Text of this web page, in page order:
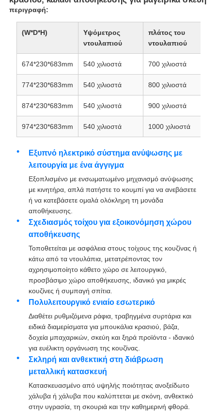
Αρχική Σελίδα
Προϊόντα
Σχετικά με εμάς
Γύρος εργοστασίων
Ποιοτικός έλεγχος
επαφή
Νέα
Όλες οι περιπτώσεις
Ζητήστε ένα απόσπασμα
περιγραφή:
(W*D*H)
Υψόμετρος
ντουλαπιού
πλάτος του
ντουλαπιού
674*230*683mm 540 χιλιοστά 700 χιλιοστά
774*230*683mm 540 χιλιοστά 800 χιλιοστά
874*230*683mm 540 χιλιοστά 900 χιλιοστά
974*230*683mm 540 χιλιοστά 1000 χιλιοστά
Εξυπνό ηλεκτρικό σύστημα ανύψωσης με
λειτουργία με ένα άγγιγμα
Εξοπλισμένο με ενσωματωμένο μηχανισμό ανύψωσης
με κινητήρα, απλά πατήστε το κουμπί για να ανεβάσετε
ή να κατεβάσετε ομαλά ολόκληρη τη μονάδα
αποθήκευσης.
Σχεδιασμός τοίχου για εξοικονόμηση χώρου
αποθήκευσης
Τοποθετείται με ασφάλεια στους τοίχους της κουζίνας ή
κάτω από τα ντουλάπια, μετατρέποντας τον
αχρησιμοποίητο κάθετο χώρο σε λειτουργικό,
προσβάσιμο χώρο αποθήκευσης, ιδανικό για μικρές
κουζίνες ή συμπαγή σπίτια.
Πολυλειτουργικό ενιαίο εσωτερικό
Διαθέτει ρυθμιζόμενα ράφια, τραβηγμένα συρτάρια και
ειδικά διαμερίσματα για μπουκάλια κρασιού, βάζα,
δοχεία μπαχαρικών, σκεύη και ξηρά προϊόντα - ιδανικό
για ευέλικτη οργάνωση της κουζίνας.
Σκληρή και ανθεκτική στη διάβρωση
μεταλλική κατασκευή
Κατασκευασμένο από υψηλής ποιότητας ανοξείδωτο
χάλυβα ή χάλυβα που καλύπτεται με σκόνη, ανθεκτικό
στην υγρασία, τη σκουριά και την καθημερινή φθορά.